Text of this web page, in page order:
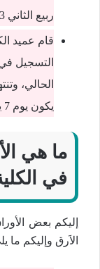
ربيع الثاني 1443.
قام عميد
يكون يوم 7 يوليو القادم.
ما هي
في
إليكم بعض
الاَرق وإليكم ما